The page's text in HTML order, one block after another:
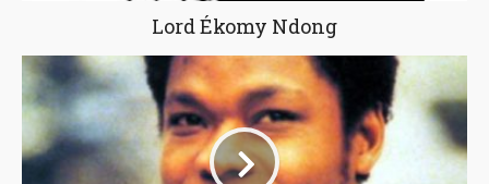
Lord Ékomy Ndong